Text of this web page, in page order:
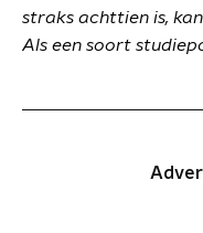
straks achttien is,
Als een soort